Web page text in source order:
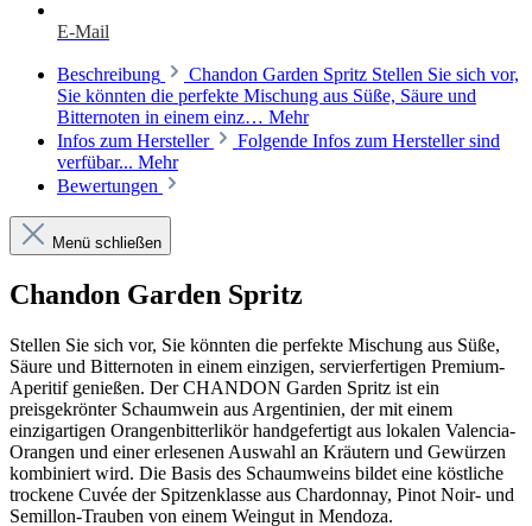
E-Mail
Beschreibung
Chandon Garden Spritz Stellen Sie sich vor,
Sie könnten die perfekte Mischung aus Süße, Säure und
Bitternoten in einem einz… Mehr
Infos zum Hersteller
Folgende Infos zum Hersteller sind
verfübar... Mehr
Bewertungen
Menü schließen
Chandon Garden Spritz
Stellen Sie sich vor, Sie könnten die perfekte Mischung aus Süße,
Säure und Bitternoten in einem einzigen, servierfertigen Premium-
Aperitif genießen. Der CHANDON Garden Spritz ist ein
preisgekrönter Schaumwein aus Argentinien, der mit einem
einzigartigen Orangenbitterlikör handgefertigt aus lokalen Valencia-
Orangen und einer erlesenen Auswahl an Kräutern und Gewürzen
kombiniert wird. Die Basis des Schaumweins bildet eine köstliche
trockene Cuvée der Spitzenklasse aus Chardonnay, Pinot Noir- und
Semillon-Trauben von einem Weingut in Mendoza.